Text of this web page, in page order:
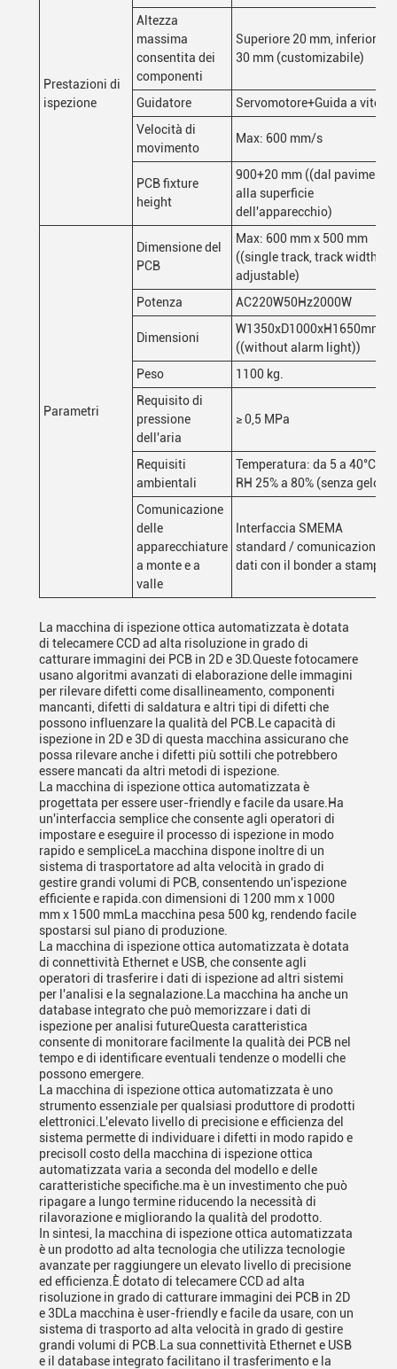
Prestazioni di
ispezione
Altezza
massima
consentita dei
componenti
Superiore 20 mm, inferiore
30 mm (customizabile)
Guidatore
Servomotore+Guida a vite
Velocità di
movimento
Max: 600 mm/s
PCB fixture
height
900+20 mm ((dal pavimento
alla superficie
dell'apparecchio)
Parametri
Dimensione del
PCB
Max: 600 mm x 500 mm
((single track, track width
adjustable)
Potenza
AC220W50Hz2000W
Dimensioni
W1350xD1000xH1650mm
((without alarm light))
Peso
1100 kg.
Requisito di
pressione
dell'aria
≥ 0,5 MPa
Requisiti
ambientali
Temperatura: da 5 a 40°C,
RH 25% a 80% (senza gelo)
Comunicazione
delle
apparecchiature
a monte e a
valle
Interfaccia SMEMA
standard / comunicazione
dati con il bonder a stampo
La macchina di ispezione ottica automatizzata è dotata
di telecamere CCD ad alta risoluzione in grado di
catturare immagini dei PCB in 2D e 3D.Queste fotocamere
usano algoritmi avanzati di elaborazione delle immagini
per rilevare difetti come disallineamento, componenti
mancanti, difetti di saldatura e altri tipi di difetti che
possono influenzare la qualità del PCB.Le capacità di
ispezione in 2D e 3D di questa macchina assicurano che
possa rilevare anche i difetti più sottili che potrebbero
essere mancati da altri metodi di ispezione.
La macchina di ispezione ottica automatizzata è
progettata per essere user-friendly e facile da usare.Ha
un'interfaccia semplice che consente agli operatori di
impostare e eseguire il processo di ispezione in modo
rapido e sempliceLa macchina dispone inoltre di un
sistema di trasportatore ad alta velocità in grado di
gestire grandi volumi di PCB, consentendo un'ispezione
efficiente e rapida.con dimensioni di 1200 mm x 1000
mm x 1500 mmLa macchina pesa 500 kg, rendendo facile
spostarsi sul piano di produzione.
La macchina di ispezione ottica automatizzata è dotata
di connettività Ethernet e USB, che consente agli
operatori di trasferire i dati di ispezione ad altri sistemi
per l'analisi e la segnalazione.La macchina ha anche un
database integrato che può memorizzare i dati di
ispezione per analisi futureQuesta caratteristica
consente di monitorare facilmente la qualità dei PCB nel
tempo e di identificare eventuali tendenze o modelli che
possono emergere.
La macchina di ispezione ottica automatizzata è uno
strumento essenziale per qualsiasi produttore di prodotti
elettronici.L'elevato livello di precisione e efficienza del
sistema permette di individuare i difetti in modo rapido e
precisoIl costo della macchina di ispezione ottica
automatizzata varia a seconda del modello e delle
caratteristiche specifiche.ma è un investimento che può
ripagare a lungo termine riducendo la necessità di
rilavorazione e migliorando la qualità del prodotto.
In sintesi, la macchina di ispezione ottica automatizzata
è un prodotto ad alta tecnologia che utilizza tecnologie
avanzate per raggiungere un elevato livello di precisione
ed efficienza.È dotato di telecamere CCD ad alta
risoluzione in grado di catturare immagini dei PCB in 2D
e 3DLa macchina è user-friendly e facile da usare, con un
sistema di trasporto ad alta velocità in grado di gestire
grandi volumi di PCB.La sua connettività Ethernet e USB
e il database integrato facilitano il trasferimento e la